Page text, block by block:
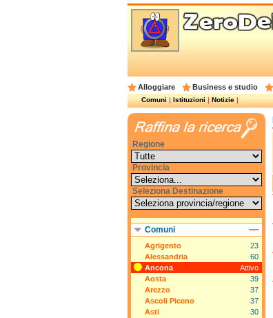
Alloggiare Business e studio
Comuni|Istituzioni|Notizie|
Regione
Provincia
Seleziona Destinazione
Comuni
Agrigento
23
Alessandria
60
Ancona
Attivo
Aosta
39
Arezzo
37
Ascoli Piceno
37
Asti
30